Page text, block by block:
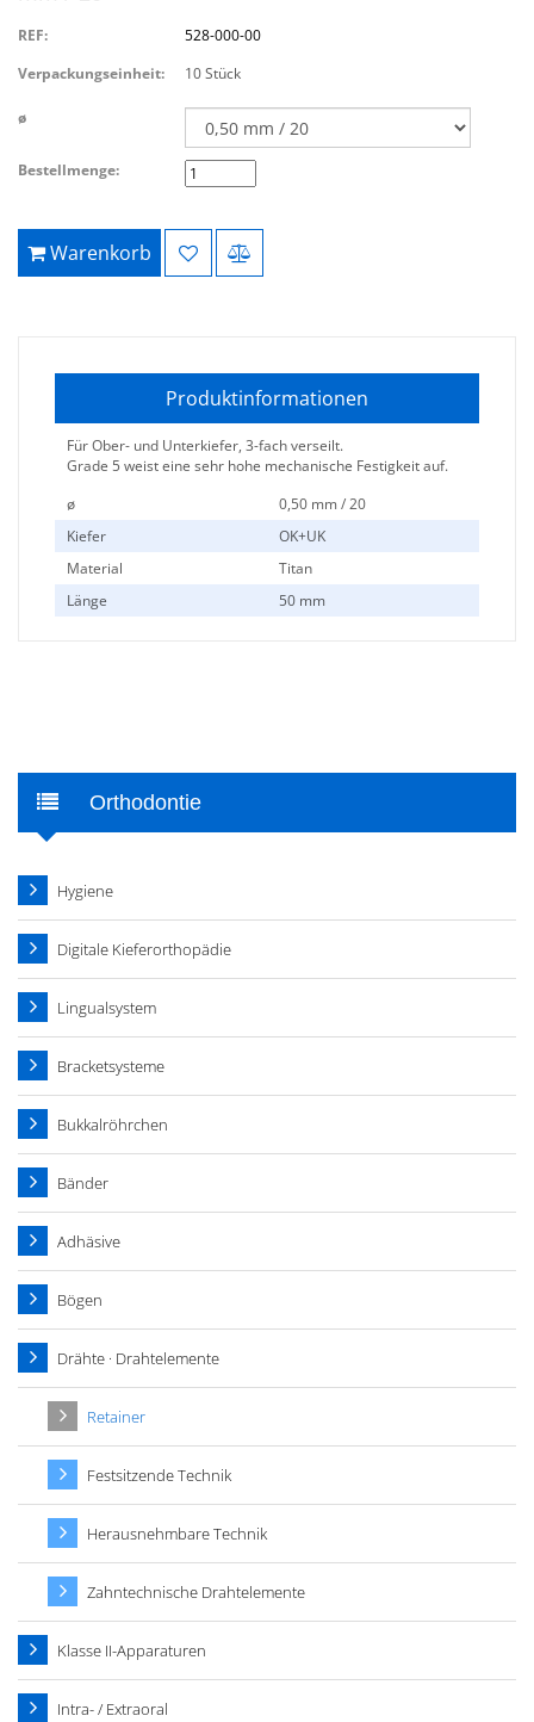
REF:
528-000-00
Verpackungseinheit:
10 Stück
ø
Bestellmenge:
Warenkorb
Produktinformationen
Für Ober- und Unterkiefer, 3-fach verseilt.
Grade 5 weist eine sehr hohe mechanische Festigkeit auf.
ø
0,50 mm / 20
Kiefer
OK+UK
Material
Titan
Länge
50 mm
Orthodontie
Hygiene
Digitale Kieferorthopädie
Lingualsystem
Bracketsysteme
Bukkalröhrchen
Bänder
Adhäsive
Bögen
Drähte · Drahtelemente
Retainer
Festsitzende Technik
Herausnehmbare Technik
Zahntechnische Drahtelemente
Klasse II-Apparaturen
Intra- / Extraoral